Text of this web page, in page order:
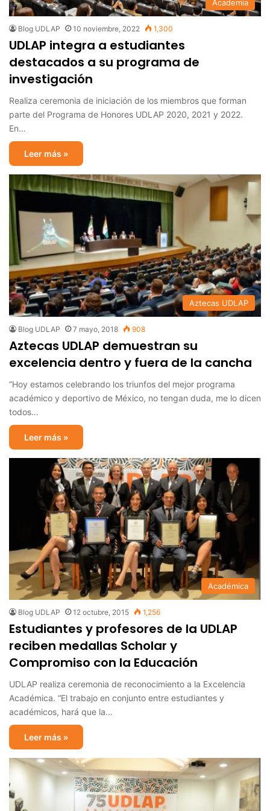
Academia
Blog UDLAP 10 noviembre, 2022 1,300
UDLAP integra a estudiantes
destacados a su programa de
investigación
Realiza ceremonia de iniciación de los miembros que forman
parte del Programa de Honores UDLAP 2020, 2021 y 2022.
En…
Leer más »
Aztecas UDLAP
Blog UDLAP 7 mayo, 2018 908
Aztecas UDLAP demuestran su
excelencia dentro y fuera de la cancha
“Hoy estamos celebrando los triunfos del mejor programa
académico y deportivo de México, no tengan duda, me lo dicen
todos…
Leer más »
Académica
Blog UDLAP 12 octubre, 2015 1,256
Estudiantes y profesores de la UDLAP
reciben medallas Scholar y
Compromiso con la Educación
UDLAP realiza ceremonia de reconocimiento a la Excelencia
Académica. “El trabajo en conjunto entre estudiantes y
académicos, hará que la…
Leer más »